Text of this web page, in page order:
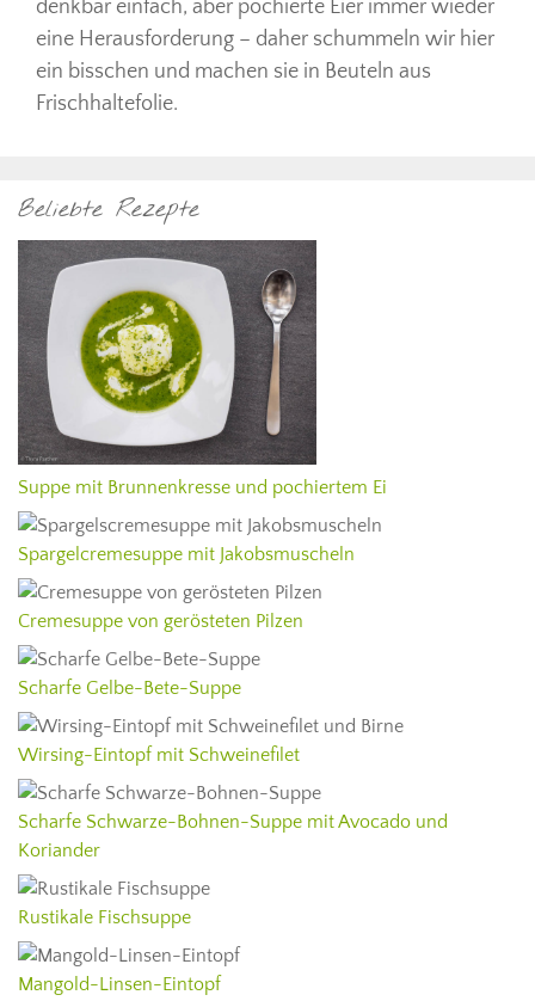
denkbar einfach, aber pochierte Eier immer wieder
eine Herausforderung – daher schummeln wir hier
ein bisschen und machen sie in Beuteln aus
Frischhaltefolie.
Beliebte Rezepte
Suppe mit Brunnenkresse und pochiertem Ei
Spargelcremesuppe mit Jakobsmuscheln
Cremesuppe von gerösteten Pilzen
Scharfe Gelbe-Bete-Suppe
Wirsing-Eintopf mit Schweinefilet
Scharfe Schwarze-Bohnen-Suppe mit Avocado und
Koriander
Rustikale Fischsuppe
Mangold-Linsen-Eintopf